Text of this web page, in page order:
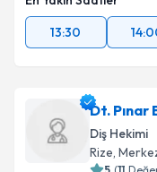
13:30
Dt. Pınar
Diş Hekimi
Rize,